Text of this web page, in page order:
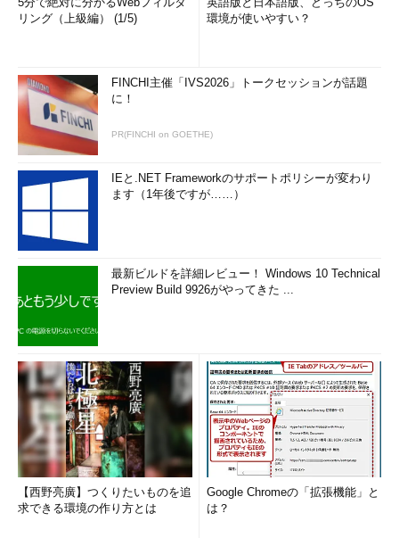
リング（上級編） (1/5)
環境が使いやすい？
FINCHI主催「IVS2026」トークセッションが話題
に！
PR(FINCHI on GOETHE)
IEと.NET Frameworkのサポートポリシーが変わり
ます（1年後ですが……）
最新ビルドを詳細レビュー！ Windows 10 Technical
Preview Build 9926がやってきた ...
【西野亮廣】つくりたいものを追
求できる環境の作り方とは
Google Chromeの「拡張機能」と
は？